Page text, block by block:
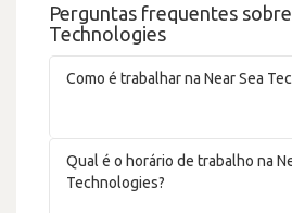
Perguntas frequentes
Technologies
Como é trabalhar na Near Sea
Qual é o horário de trabalho na
Technologies?